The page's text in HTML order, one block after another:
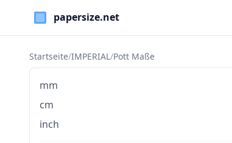
Paper Sizes
Startseite/IMPERIAL/Pott Maße
mm
cm
inch